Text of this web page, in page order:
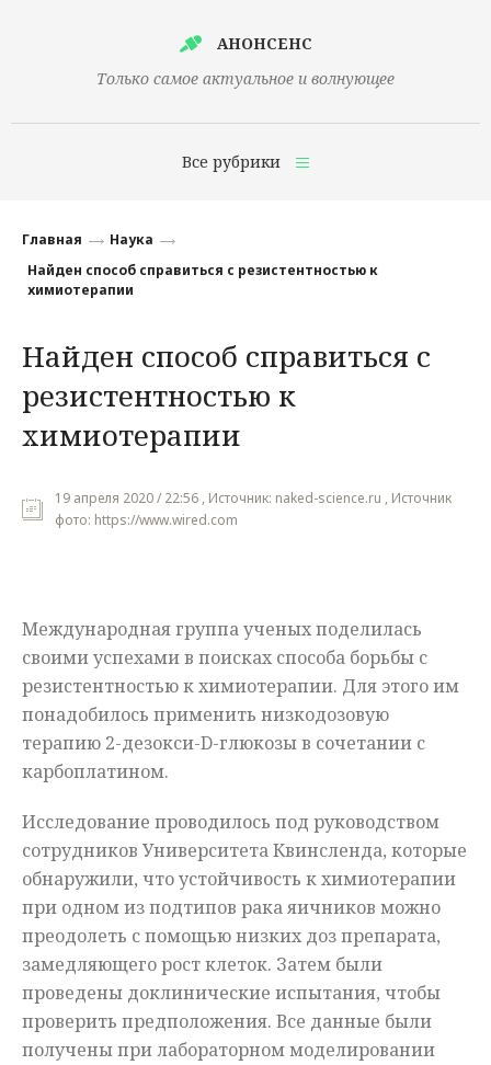
АНОНСЕНС
Только самое актуальное и волнующее
Все рубрики
Финансы
Наука
Культура
Общество
Мнения
Главная
Наука
Найден способ справиться с резистентностью к
химиотерапии
Найден способ справиться с
резистентностью к
химиотерапии
19 апреля 2020 / 22:56 , Источник: naked-science.ru , Источник
фото: https://www.wired.com
Международная группа ученых поделилась
своими успехами в поисках способа борьбы с
резистентностью к химиотерапии. Для этого им
понадобилось применить низкодозовую
терапию 2-дезокси-D-глюкозы в сочетании с
карбоплатином.
Исследование проводилось под руководством
сотрудников Университета Квинсленда, которые
обнаружили, что устойчивость к химиотерапии
при одном из подтипов рака яичников можно
преодолеть с помощью низких доз препарата,
замедляющего рост клеток. Затем были
проведены доклинические испытания, чтобы
проверить предположения. Все данные были
получены при лабораторном моделировании